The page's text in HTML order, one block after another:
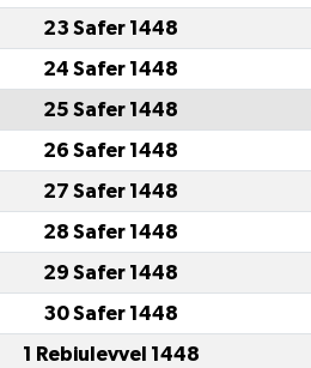
23 Safer 1448
24 Safer 1448
25 Safer 1448
26 Safer 1448
27 Safer 1448
28 Safer 1448
29 Safer 1448
30 Safer 1448
1 Rebiulevvel 1448